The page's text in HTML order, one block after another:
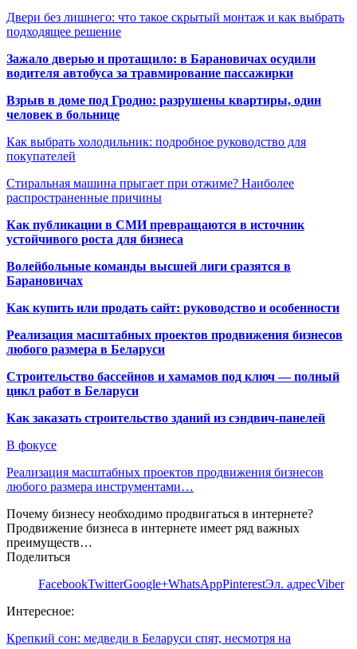
Двери без лишнего: что такое скрытый монтаж и как выбрать
подходящее решение
Зажало дверью и протащило: в Барановичах осудили
водителя автобуса за травмирование пассажирки
Взрыв в доме под Гродно: разрушены квартиры, один
человек в больнице
Как выбрать холодильник: подробное руководство для
покупателей
Стиральная машина прыгает при отжиме? Наиболее
распространенные причины
Как публикации в СМИ превращаются в источник
устойчивого роста для бизнеса
Волейбольные команды высшей лиги сразятся в
Барановичах
Как купить или продать сайт: руководство и особенности
Реализация масштабных проектов продвижения бизнесов
любого размера в Беларуси
Строительство бассейнов и хамамов под ключ — полный
цикл работ в Беларуси
Как заказать строительство зданий из сэндвич-панелей
В фокусе
Реализация масштабных проектов продвижения бизнесов
любого размера инструментами…
Почему бизнесу необходимо продвигаться в интернете?
Продвижение бизнеса в интернете имеет ряд важных
преимуществ…
Поделиться
FacebookTwitterGoogle+WhatsAppPinterestЭл. адресViber
Интересное:
Крепкий сон: медведи в Беларуси спят, несмотря на